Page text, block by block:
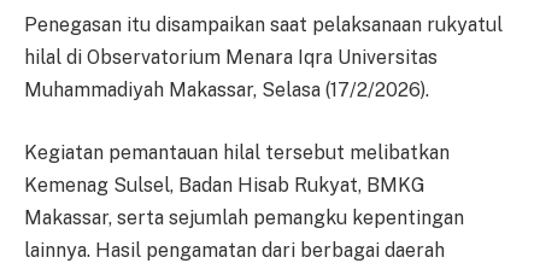
Penegasan itu disampaikan saat pelaksanaan rukyatul
hilal di Observatorium Menara Iqra Universitas
Muhammadiyah Makassar, Selasa (17/2/2026).
Kegiatan pemantauan hilal tersebut melibatkan
Kemenag Sulsel, Badan Hisab Rukyat, BMKG
Makassar, serta sejumlah pemangku kepentingan
lainnya. Hasil pengamatan dari berbagai daerah